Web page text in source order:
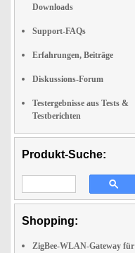
Downloads
Support-FAQs
Erfahrungen, Beiträge
Diskussions-Forum
Testergebnisse aus Tests &
Testberichten
Produkt-Suche:
Shopping:
ZigBee-WLAN-Gateway für